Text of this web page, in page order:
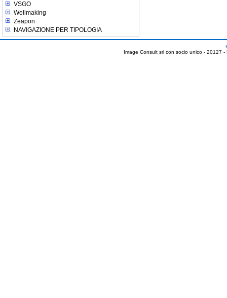
VSGO
Wellmaking
Zeapon
NAVIGAZIONE PER TIPOLOGIA
Image Consult srl con socio unico - 20127